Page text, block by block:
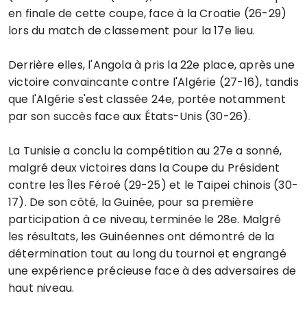
en finale de cette coupe, face à la Croatie (26-29)
lors du match de classement pour la 17e lieu.
Derrière elles, l'Angola à pris la 22e place, après une
victoire convaincante contre l'Algérie (27-16), tandis
que l'Algérie s'est classée 24e, portée notamment
par son succès face aux États-Unis (30-26).
La Tunisie a conclu la compétition au 27e a sonné,
malgré deux victoires dans la Coupe du Président
contre les Îles Féroé (29-25) et le Taipei chinois (30-
17). De son côté, la Guinée, pour sa première
participation à ce niveau, terminée le 28e. Malgré
les résultats, les Guinéennes ont démontré de la
détermination tout au long du tournoi et engrangé
une expérience précieuse face à des adversaires de
haut niveau.